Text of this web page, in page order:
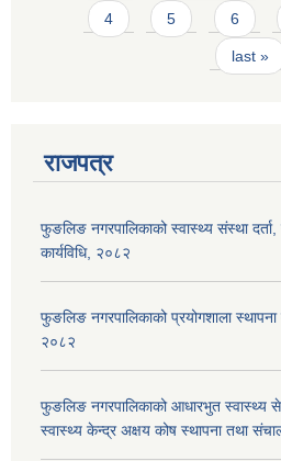
4 5 6
last »
राजपत्र
फुङलिङ नगरपालिकाको स्वास्थ्य संस्था
कार्यविधि, २०८२
फुङलिङ नगरपालिकाको प्रयोगशाला स्थापना
२०८२
फुङलिङ नगरपालिकाको आधारभुत स्वास्थ्य
स्वास्थ्य केन्द्र अक्षय कोष स्थापना तथा